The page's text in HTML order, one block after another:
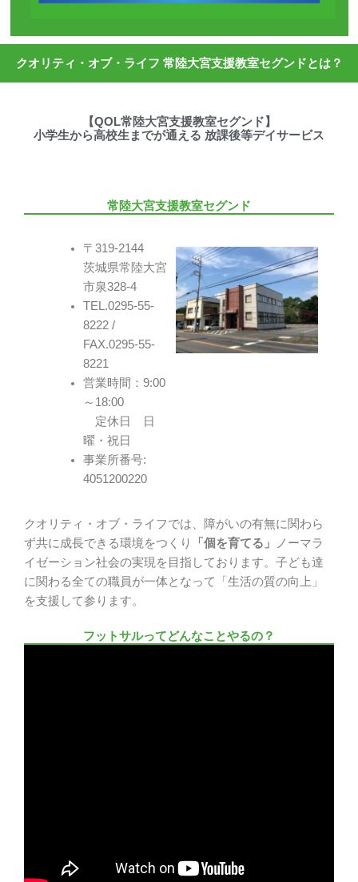
クオリティ・オブ・ライフ 常陸大宮支援教室セグンドとは？
【QOL常陸大宮支援教室セグンド】
小学生から高校生までが通える 放課後等デイサービス
常陸大宮支援教室セグンド
〒319-2144
茨城県常陸大宮
市泉328-4
TEL.0295-55-
8222 /
FAX.0295-55-
8221
営業時間：9:00
～18:00
定休日 日
曜・祝日
事業所番号:
4051200220
クオリティ・オブ・ライフでは、障がいの有無に関わら
ず共に成長できる環境をつくり
「個を育てる」
ノーマラ
イゼーション社会の実現を目指しております。子ども達
に関わる全ての職員が一体となって「生活の質の向上」
を支援して参ります。
フットサルってどんなことやるの？